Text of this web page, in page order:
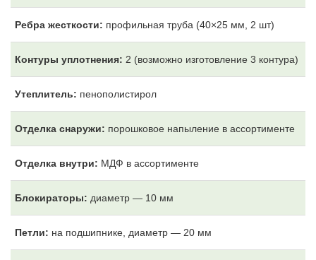
Ребра жесткости: профильная труба (40×25 мм, 2 шт)
Контуры уплотнения: 2 (возможно изготовление 3 контура)
Утеплитель: пенополистирол
Отделка снаружи: порошковое напыление в ассортименте
Отделка внутри: МДФ в ассортименте
Блокираторы: диаметр — 10 мм
Петли: на подшипнике, диаметр — 20 мм